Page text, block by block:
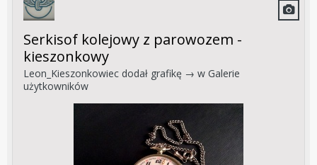
Serkisof kolejowy z parowozem -
kieszonkowy
Leon_Kieszonkowiec dodał grafikę → w Galerie
użytkowników